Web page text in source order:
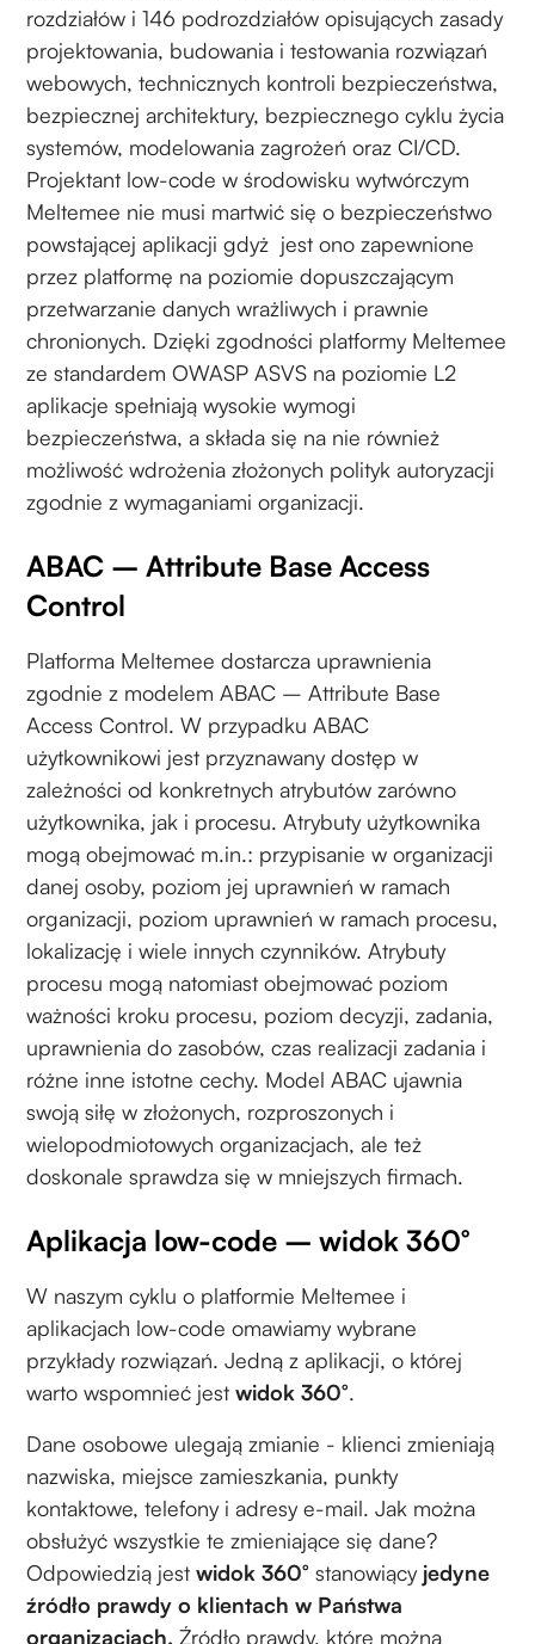
rozdziałów i 146 podrozdziałów opisujących zasady
projektowania, budowania i testowania rozwiązań
webowych, technicznych kontroli bezpieczeństwa,
bezpiecznej architektury, bezpiecznego cyklu życia
systemów, modelowania zagrożeń oraz CI/CD.
Projektant low-code w środowisku wytwórczym
Meltemee nie musi martwić się o bezpieczeństwo
powstającej aplikacji gdyż jest ono zapewnione
przez platformę na poziomie dopuszczającym
przetwarzanie danych wrażliwych i prawnie
chronionych. Dzięki zgodności platformy Meltemee
ze standardem OWASP ASVS na poziomie L2
aplikacje spełniają wysokie wymogi
bezpieczeństwa, a składa się na nie również
możliwość wdrożenia złożonych polityk autoryzacji
zgodnie z wymaganiami organizacji.
ABAC – Attribute Base Access
Control
Platforma Meltemee dostarcza uprawnienia
zgodnie z modelem ABAC – Attribute Base
Access Control. W przypadku ABAC
użytkownikowi jest przyznawany dostęp w
zależności od konkretnych atrybutów zarówno
użytkownika, jak i procesu. Atrybuty użytkownika
mogą obejmować m.in.: przypisanie w organizacji
danej osoby, poziom jej uprawnień w ramach
organizacji, poziom uprawnień w ramach procesu,
lokalizację i wiele innych czynników. Atrybuty
procesu mogą natomiast obejmować poziom
ważności kroku procesu, poziom decyzji, zadania,
uprawnienia do zasobów, czas realizacji zadania i
różne inne istotne cechy. Model ABAC ujawnia
swoją siłę w złożonych, rozproszonych i
wielopodmiotowych organizacjach, ale też
doskonale sprawdza się w mniejszych firmach.
Aplikacja low-code – widok 360°
W naszym cyklu o platformie Meltemee i
aplikacjach low-code omawiamy wybrane
przykłady rozwiązań. Jedną z aplikacji, o której
warto wspomnieć jestwidok 360°.
Dane osobowe ulegają zmianie - klienci zmieniają
nazwiska, miejsce zamieszkania, punkty
kontaktowe, telefony i adresy e-mail. Jak można
obsłużyć wszystkie te zmieniające się dane?
Odpowiedzią jestwidok 360° stanowiący jedyne
źródło prawdy o klientach w Państwa
organizacjach. Źródło prawdy, które można